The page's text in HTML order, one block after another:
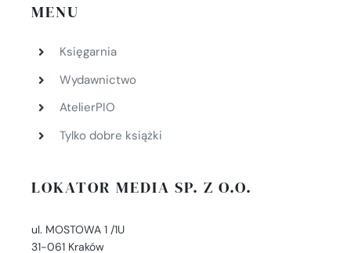
MENU
Księgarnia
Wydawnictwo
AtelierPIO
Tylko dobre książki
LOKATOR MEDIA SP. Z O.O.
ul. MOSTOWA 1 /1U
31-061 Kraków